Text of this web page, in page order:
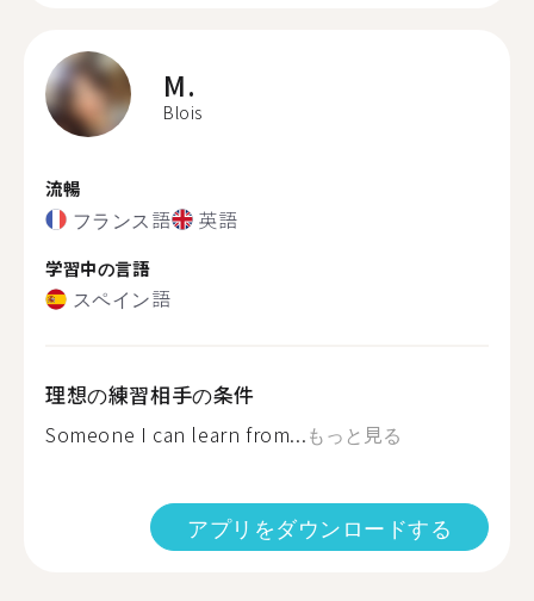
M.
Blois
流暢
フランス語 英語
学習中の言語
スペイン語
理想の練習相手の条件
Someone I can learn from...もっと見る
アプリをダウンロードする